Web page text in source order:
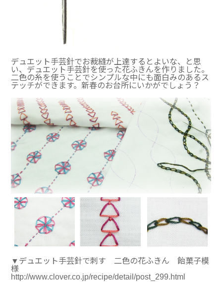
デュエット手芸針でお裁縫が上達するとよいな、と思
い、デュエット手芸針を使った花ふきんを作りました。
二色の糸を使うことでシンプルな中にも面白みのあるス
テッチができます。新春のお台所にいかがでしょう？
▼デュエット手芸針で刺す 二色の花ふきん 飴菓子模
様
http://www.clover.co.jp/recipe/detail/post_299.html